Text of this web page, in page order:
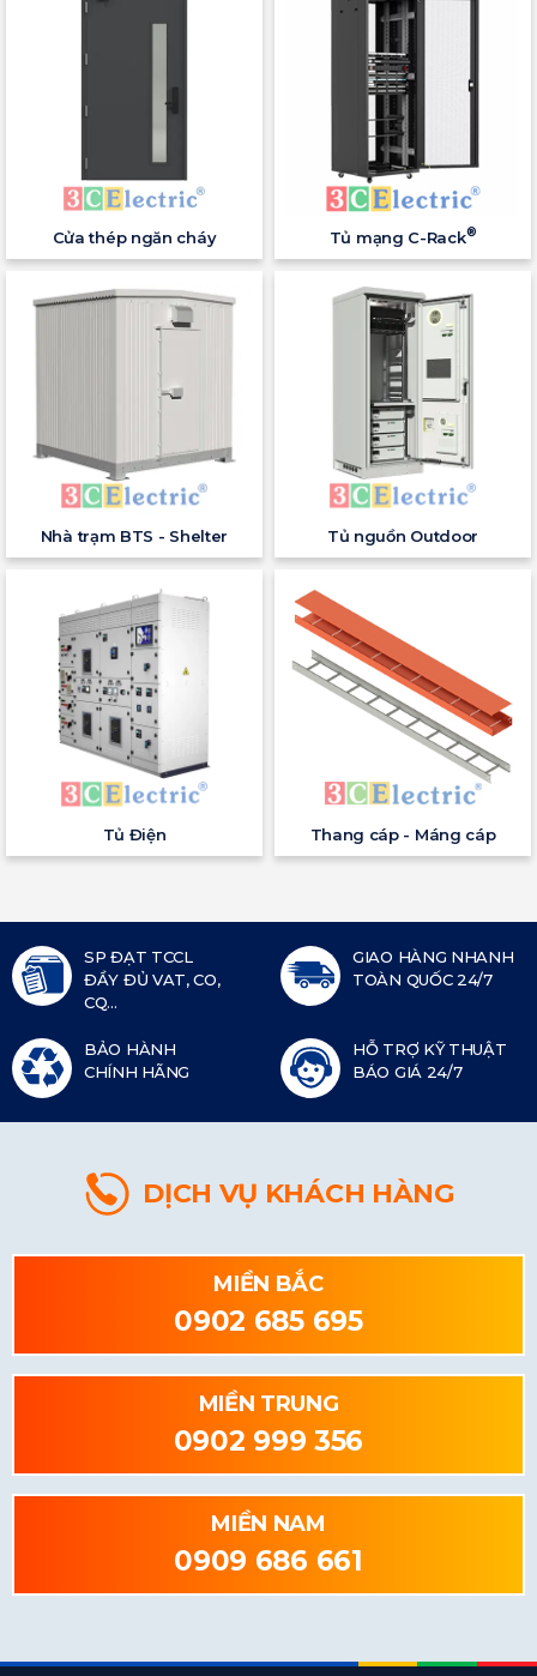
Cửa thép ngăn cháy Tủ mạng C-Rack®
Nhà trạm BTS - Shelter Tủ nguồn Outdoor
Tủ Điện Thang cáp - Máng cáp
SP ĐẠT TCCL
ĐẦY ĐỦ VAT, CO,
CQ...
GIAO HÀNG NHANH
TOÀN QUỐC 24/7
BẢO HÀNH
CHÍNH HÃNG
HỖ TRỢ KỸ THUẬT
BÁO GIÁ 24/7
DỊCH VỤ KHÁCH HÀNG
MIỀN BẮC
0902 685 695
MIỀN TRUNG
0902 999 356
MIỀN NAM
0909 686 661